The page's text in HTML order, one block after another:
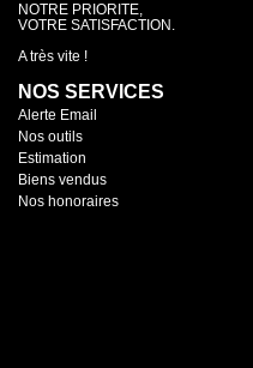
NOTRE PRIORITE,
VOTRE SATISFACTION.
A très vite !
NOS SERVICES
Alerte Email
Nos outils
Estimation
Biens vendus
Nos honoraires